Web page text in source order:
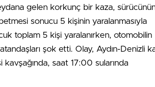
gelen korkunç bir kaza,
sonucu 5 kişinin yaralanmasıyla
toplam 5 kişi yaralanırken, otomobilin
şok etti. Olay, Aydın-Denizli
saat 17:00 sularında